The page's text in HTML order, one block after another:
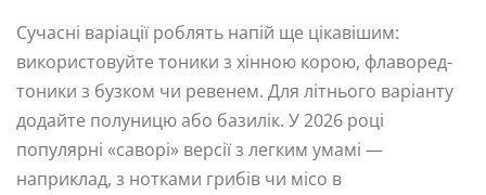
Сучасні варіації роблять напій ще цікавішим:
використовуйте тоники з хінною корою, флаворед-
тоники з бузком чи ревенем. Для літнього варіанту
додайте полуницю або базилік. У 2026 році
популярні «саворі» версії з легким умамі —
наприклад, з нотками грибів чи місо в